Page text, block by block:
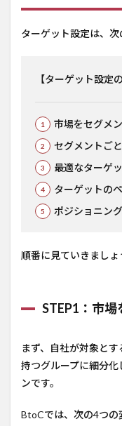
ターゲット設定は、次
【ターゲット設定
市場をセグメ
セグメントご
最適なターゲ
ターゲットの
ポジショニン
順番に見ていきましょ
STEP1：市
まず、自社が対象と
持つグループに細分
ンです。
BtoCでは、次の4つの